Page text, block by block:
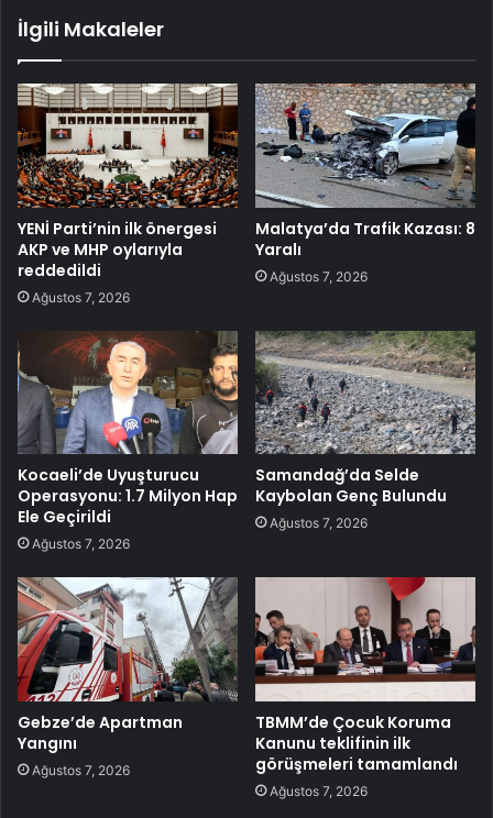
İlgili Makaleler
YENİ Parti’nin ilk önergesi
AKP ve MHP oylarıyla
reddedildi
Ağustos 7, 2026
Malatya’da Trafik Kazası: 8
Yaralı
Ağustos 7, 2026
Kocaeli’de Uyuşturucu
Operasyonu: 1.7 Milyon Hap
Ele Geçirildi
Ağustos 7, 2026
Samandağ’da Selde
Kaybolan Genç Bulundu
Ağustos 7, 2026
Gebze’de Apartman
Yangını
Ağustos 7, 2026
TBMM’de Çocuk Koruma
Kanunu teklifinin ilk
görüşmeleri tamamlandı
Ağustos 7, 2026